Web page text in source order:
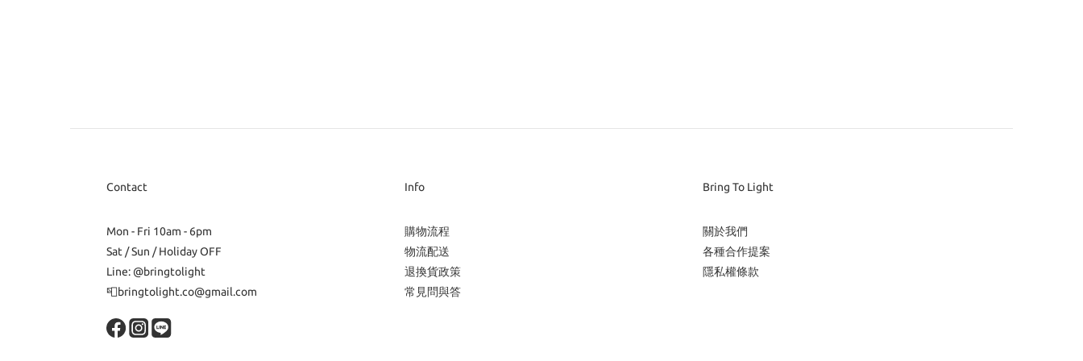
Contact
Mon - Fri 10am - 6pm
Sat / Sun / Holiday OFF
Line: @bringtolight
📮bringtolight.co@gmail.com
Info
購物流程
物流配送
退換貨政策
常見問與答
Bring To Light
關於我們
各種合作提案
隱私權條款